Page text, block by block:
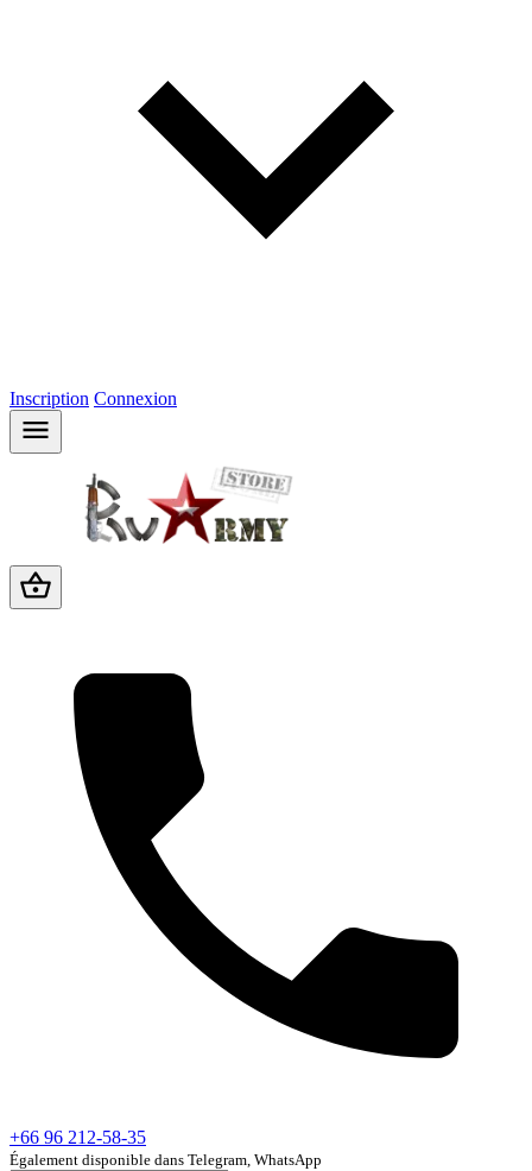
Inscription Connexion
+66 96 212-58-35
Également disponible dans Telegram, WhatsApp